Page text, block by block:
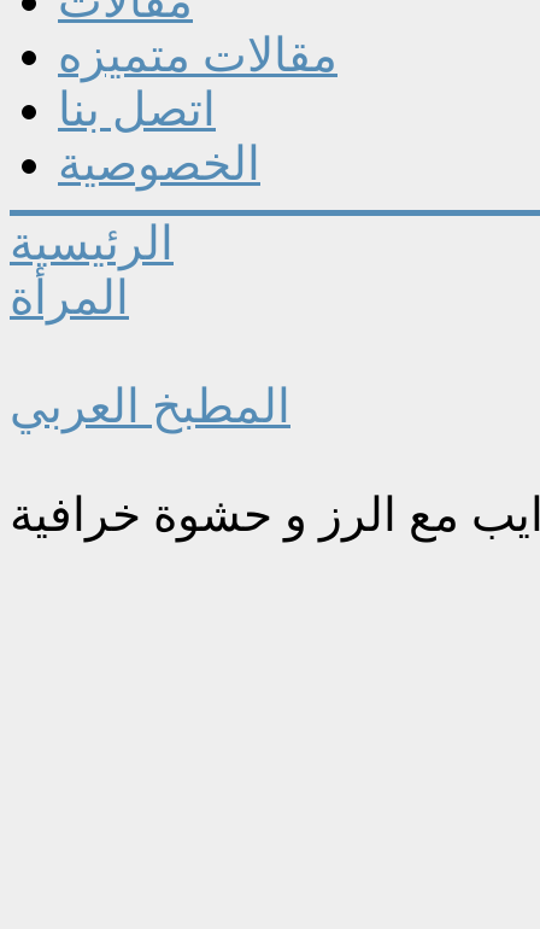
مقالات متميزه
اتصل بنا
الخصوصية
الرئيسية
المرأة
المطبخ العربي